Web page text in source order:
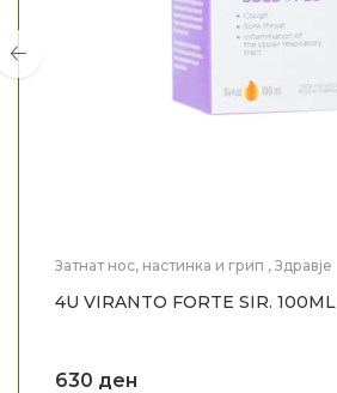
Затнат нос, настинка и грип , Здравје
4U VIRANTO FORTE SIR. 100ML
630 ден